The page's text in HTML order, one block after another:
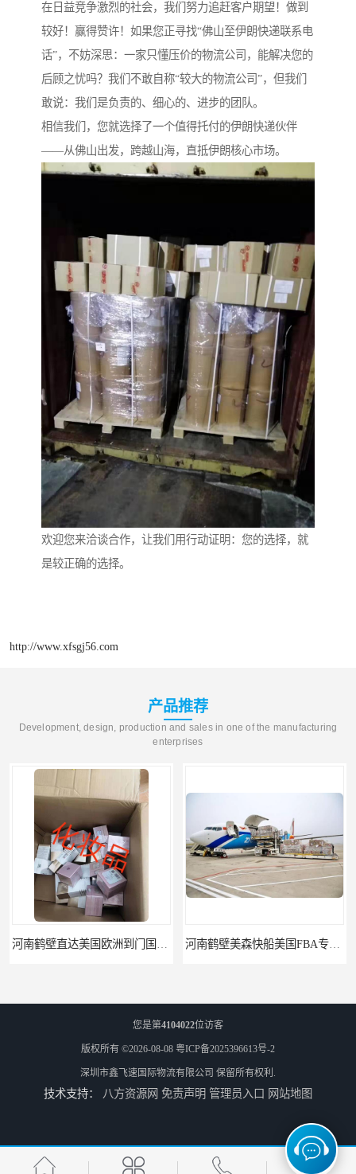
在日益竞争激烈的社会，我们努力追赶客户期望！做到
较好！赢得赞许！如果您正寻找“佛山至伊朗快递联系电
话”，不妨深思：一家只懂压价的物流公司，能解决您的
后顾之忧吗？我们不敢自称“较大的物流公司”，但我们
敢说：我们是负责的、细心的、进步的团队。
相信我们，您就选择了一个值得托付的伊朗快递伙伴
——从佛山出发，跨越山海，直抵伊朗核心市场。
欢迎您来洽谈合作，让我们用行动证明：您的选择，就
是较正确的选择。
http://www.xfsgj56.com
产品推荐
Development, design, production and sales in one of the manufacturing
enterprises
河南安阳欧美日加FBA空海运入仓DHL快递代理当日提取 河南平顶山集运物流国际快递转运美国亚马逊加拿大日本英国德国法国
您是第4104022位访客
版权所有 ©2026-08-08 粤ICP备2025396613号-2
深圳市鑫飞速国际物流有限公司 保留所有权利.
技术支持： 八方资源网 免责声明 管理员入口 网站地图